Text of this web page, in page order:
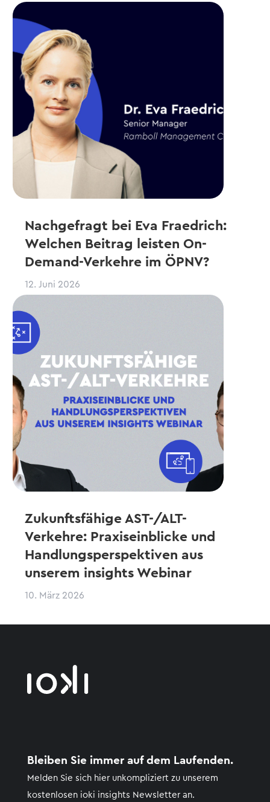
Nachgefragt bei Eva Fraedrich:
Welchen Beitrag leisten On-
Demand-Verkehre im ÖPNV?
12. Juni 2026
Zukunftsfähige AST-/ALT-
Verkehre: Praxiseinblicke und
Handlungsperspektiven aus
unserem insights Webinar
10. März 2026
Bleiben Sie immer auf dem Laufenden.
Melden Sie sich hier unkompliziert zu unserem
kostenlosen ioki insights Newsletter an.